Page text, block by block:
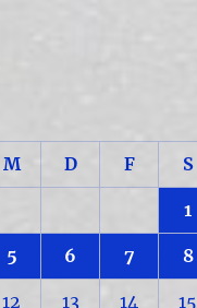
M D F S
1
5 6 7 8
12 13 14 15